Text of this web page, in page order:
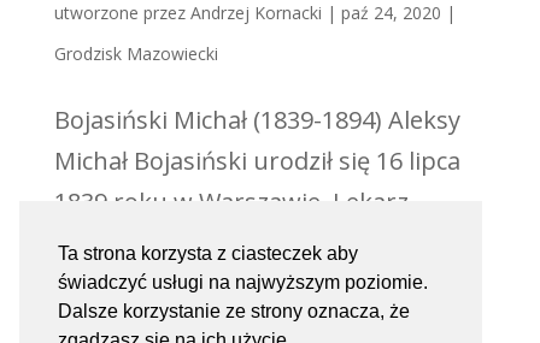
Ta strona korzysta z ciasteczek aby
świadczyć usługi na najwyższym poziomie.
Dalsze korzystanie ze strony oznacza, że
utworzone przez Andrzej Kornacki | paź 24, 2020 |
Grodzisk Mazowiecki
Bojasiński Michał (1839-1894) Aleksy
Michał Bojasiński urodził się 16 lipca
1839 roku w Warszawie. Lekarz,
założyciel zakładu wodoleczniczego w
Jordanowicach. Był synem Franciszka
Ksawerego i Franciszki Józefy